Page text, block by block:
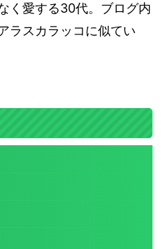
く愛する30代。ブログ内
ラスカラッコに似てい